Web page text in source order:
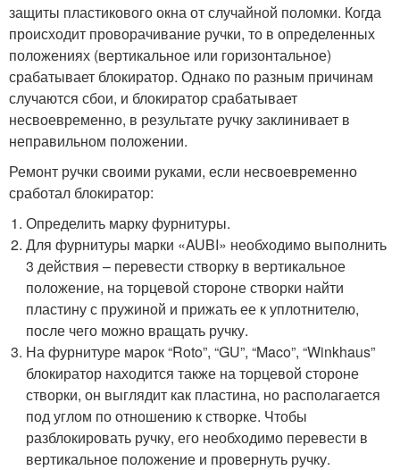
защиты пластикового окна от случайной поломки. Когда
происходит проворачивание ручки, то в определенных
положениях (вертикальное или горизонтальное)
срабатывает блокиратор. Однако по разным причинам
случаются сбои, и блокиратор срабатывает
несвоевременно, в результате ручку заклинивает в
неправильном положении.
Ремонт ручки своими руками, если несвоевременно
сработал блокиратор:
Определить марку фурнитуры.
Для фурнитуры марки «AUBI» необходимо выполнить
3 действия – перевести створку в вертикальное
положение, на торцевой стороне створки найти
пластину с пружиной и прижать ее к уплотнителю,
после чего можно вращать ручку.
На фурнитуре марок “Roto”, “GU”, “Maco”, “Winkhaus”
блокиратор находится также на торцевой стороне
створки, он выглядит как пластина, но располагается
под углом по отношению к створке. Чтобы
разблокировать ручку, его необходимо перевести в
вертикальное положение и провернуть ручку.